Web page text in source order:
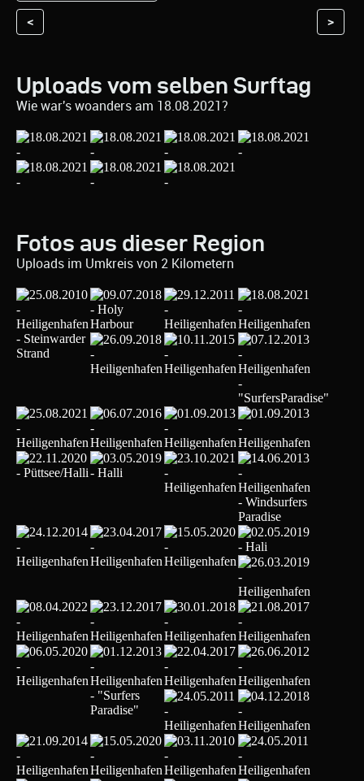
< >
Uploads vom selben Surftag
Wie war's woanders am 18.08.2021?
Fotos aus dieser Region
Uploads im Umkreis von 2 Kilometern